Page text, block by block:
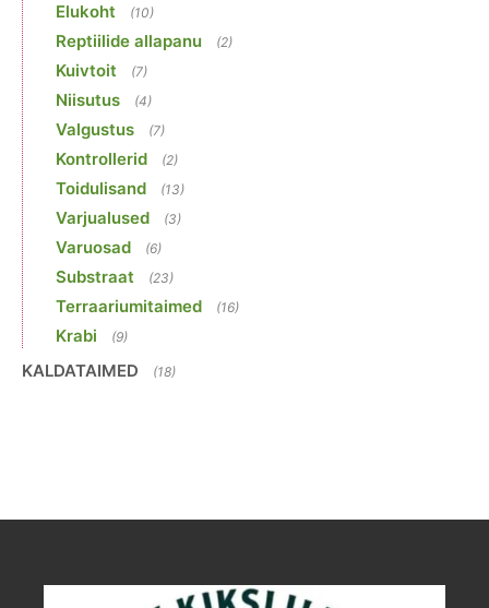
Elukoht (10)
Reptiilide allapanu (2)
Kuivtoit (7)
Niisutus (4)
Valgustus (7)
Kontrollerid (2)
Toidulisand (13)
Varjualused (3)
Varuosad (6)
Substraat (23)
Terraariumitaimed (16)
Krabi (9)
KALDATAIMED (18)